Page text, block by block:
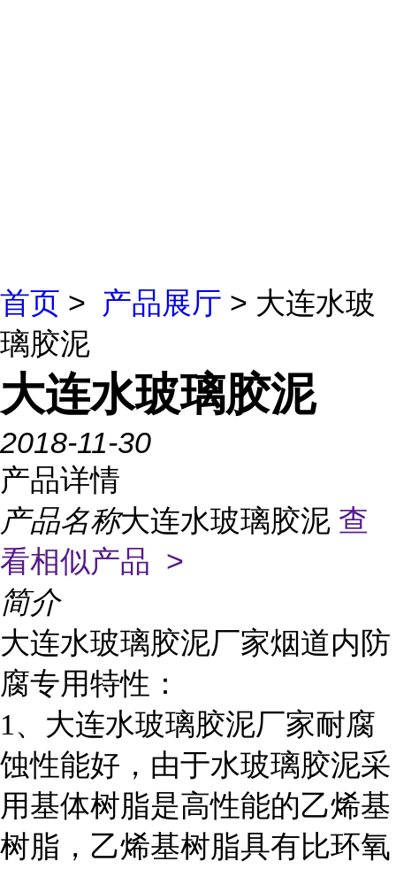
首页 > 产品展厅 > 大连水玻
璃胶泥
大连水玻璃胶泥
2018-11-30
产品详情
产品名称大连水玻璃胶泥 查
看相似产品 >
简介
大连水玻璃胶泥厂家烟道内防
腐专用特性：
1、大连水玻璃胶泥厂家耐腐
蚀性能好，由于水玻璃胶泥采
用基体树脂是高性能的乙烯基
树脂，乙烯基树脂具有比环氧